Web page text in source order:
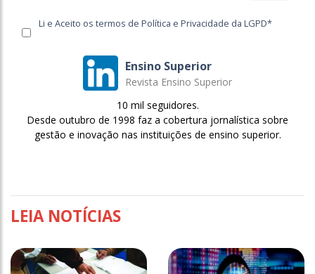
Li e Aceito os termos de Política e Privacidade da LGPD*
Ensino Superior
Revista Ensino Superior
10 mil seguidores.
Desde outubro de 1998 faz a cobertura jornalística sobre
gestão e inovação nas instituições de ensino superior.
LEIA NOTÍCIAS